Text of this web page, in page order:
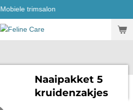
Mobiele trimsalon
Naaipakket 5
kruidenzakjes